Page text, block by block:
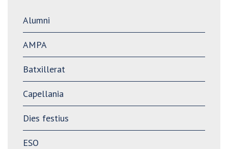
Alumni
AMPA
Batxillerat
Capellania
Dies festius
ESO